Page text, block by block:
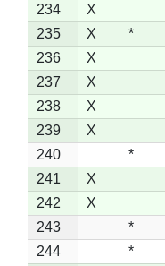
234 X
235
X *
236
X
237
X
238
X
239
X
240
*
241
X
242
X
243
*
244
*